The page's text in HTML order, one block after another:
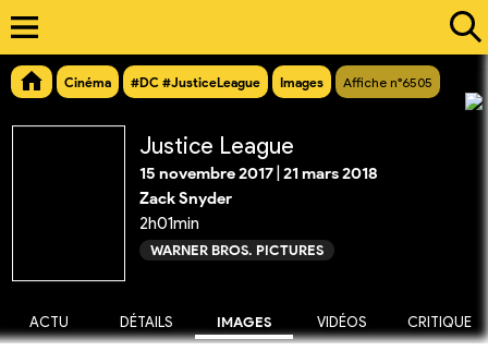
Cinéma #DC #JusticeLeague Images Affiche n°6505
Justice League
15 novembre 2017 21 mars 2018
Zack Snyder
2h01min
WARNER BROS. PICTURES
ACTU DÉTAILS IMAGES VIDÉOS CRITIQUE